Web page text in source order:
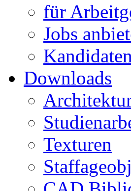
für
Jobs
Downloads
Texturen